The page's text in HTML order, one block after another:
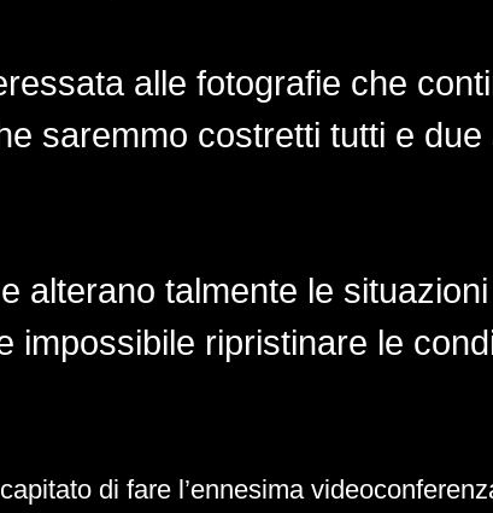
alle fotografie che
saremmo costretti tutti e due
alterano talmente le
impossibile ripristinare le
di fare l’ennesima